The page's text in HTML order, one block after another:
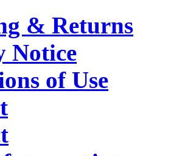
& Returns
Notice
of Use